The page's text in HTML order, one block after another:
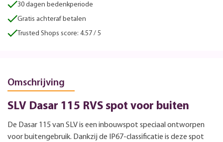
30 dagen bedenkperiode
Gratis achteraf betalen
Trusted Shops score: 4.57 / 5
Omschrijving
SLV Dasar 115 RVS spot voor buiten
De Dasar 115 van SLV is een inbouwspot speciaal ontworpen
voor buitengebruik. Dankzij de IP67-classificatie is deze spot